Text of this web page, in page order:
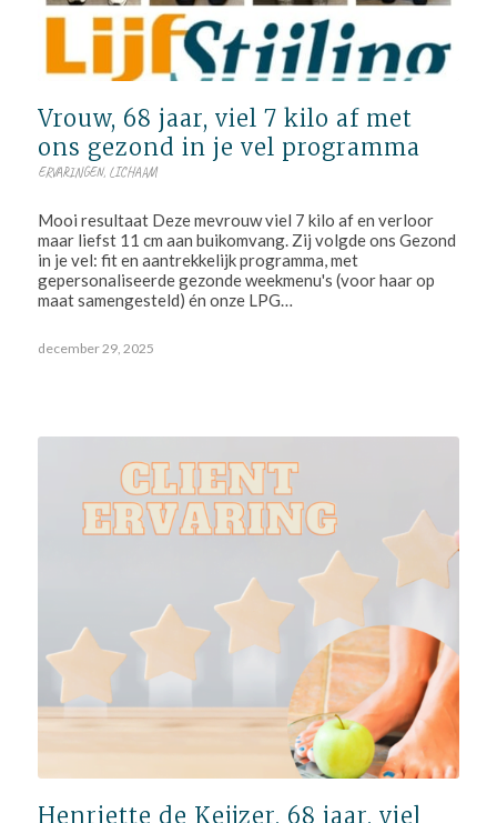
Vrouw, 68 jaar, viel 7 kilo af met
ons gezond in je vel programma
ERVARINGEN, LICHAAM
Mooi resultaat Deze mevrouw viel 7 kilo af en verloor
maar liefst 11 cm aan buikomvang. Zij volgde ons Gezond
in je vel: fit en aantrekkelijk programma, met
gepersonaliseerde gezonde weekmenu's (voor haar op
maat samengesteld) én onze LPG…
december 29, 2025
Henriette de Keijzer, 68 jaar, viel